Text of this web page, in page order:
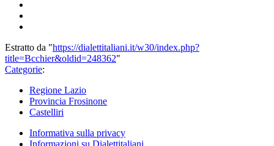
Estratto da "https://dialettitaliani.it/w30/index.php?
title=Bcchier&oldid=248362"
Categorie:
Regione Lazio
Provincia Frosinone
Castelliri
Informativa sulla privacy